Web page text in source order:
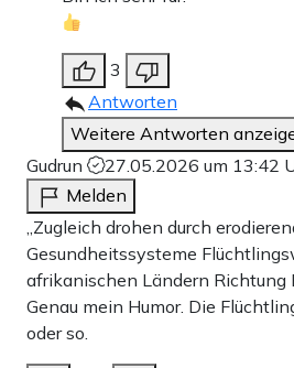
3
Antworten
Weitere Antworten
Gudrun
27.05.2026 um 13:42
Melden
„Zugleich drohen durch
Gesundheitssysteme
afrikanischen Ländern Richtung
Genau mein Humor. Die
oder so.